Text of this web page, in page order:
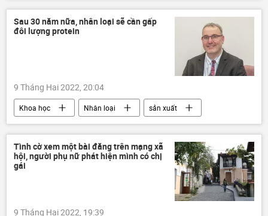
Sau 30 năm nữa, nhân loại sẽ cần gấp
đôi lượng protein
9 Tháng Hai 2022, 20:04
Khoa học Nhân loại
sản xuất
nông nghiệp
Quan điểm-Ý kiến
Tình cờ xem một bài đăng trên mạng xã
hội, người phụ nữ phát hiện mình có chị
gái
9 Tháng Hai 2022, 19:39